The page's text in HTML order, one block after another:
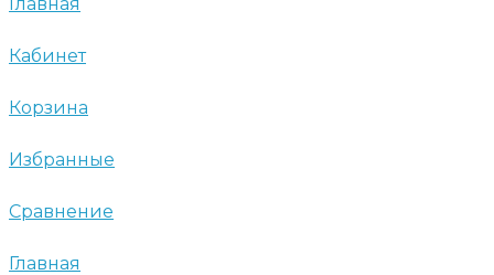
Кабинет
Корзина
Избранные
Сравнение
Главная